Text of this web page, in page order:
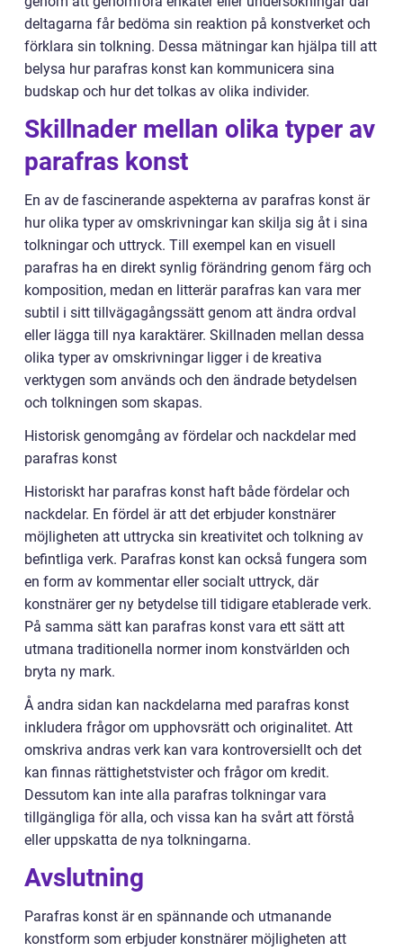
deltagarna får bedöma sin reaktion på konstverket och
förklara sin tolkning. Dessa mätningar kan hjälpa till att
belysa hur parafras konst kan kommunicera sina
budskap och hur det tolkas av olika individer.
Skillnader mellan olika typer av
parafras konst
En av de fascinerande aspekterna av parafras konst är
hur olika typer av omskrivningar kan skilja sig åt i sina
tolkningar och uttryck. Till exempel kan en visuell
parafras ha en direkt synlig förändring genom färg och
komposition, medan en litterär parafras kan vara mer
subtil i sitt tillvägagångssätt genom att ändra ordval
eller lägga till nya karaktärer. Skillnaden mellan dessa
olika typer av omskrivningar ligger i de kreativa
verktygen som används och den ändrade betydelsen
och tolkningen som skapas.
Historisk genomgång av fördelar och nackdelar med
parafras konst
Historiskt har parafras konst haft både fördelar och
nackdelar. En fördel är att det erbjuder konstnärer
möjligheten att uttrycka sin kreativitet och tolkning av
befintliga verk. Parafras konst kan också fungera som
en form av kommentar eller socialt uttryck, där
konstnärer ger ny betydelse till tidigare etablerade verk.
På samma sätt kan parafras konst vara ett sätt att
utmana traditionella normer inom konstvärlden och
bryta ny mark.
Å andra sidan kan nackdelarna med parafras konst
inkludera frågor om upphovsrätt och originalitet. Att
omskriva andras verk kan vara kontroversiellt och det
kan finnas rättighetstvister och frågor om kredit.
Dessutom kan inte alla parafras tolkningar vara
tillgängliga för alla, och vissa kan ha svårt att förstå
eller uppskatta de nya tolkningarna.
Avslutning
Parafras konst är en spännande och utmanande
konstform som erbjuder konstnärer möjligheten att